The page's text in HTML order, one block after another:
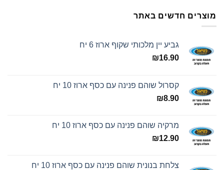
מוצרים חדשים באתר
גביע יין מלכותי שקוף ארוז 6 יח
₪16.90
קסרול שוהם פנינה עם כסף ארוז 10 יח
₪8.90
מרקיה שוהם פנינה עם כסף ארוז 10 יח
₪12.90
צלחת בנונית שוהם פנינה עם כסף ארוז 10 יח